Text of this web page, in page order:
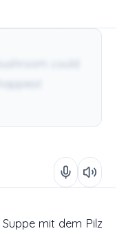
Suppe mit dem Pilz